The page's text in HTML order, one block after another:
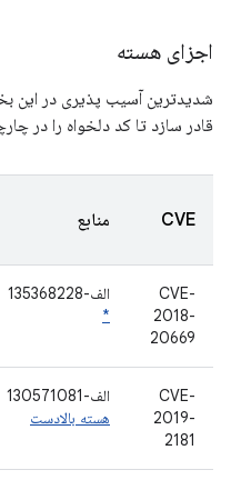
اجزای هسته
شدیدترین آسیب پذیری در این
قادر سازد تا کد دلخواه را در
CVE منابع
CVE-
2018-
20669
الف-135368228
*
CVE-
2019-
2181
الف-130571081
هسته بالادست